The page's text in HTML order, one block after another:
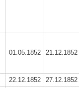
01.05.1852 21.12.1852
22.12.1852
27.12.1852